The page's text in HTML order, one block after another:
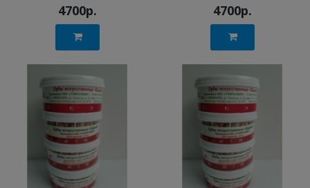
4700р. 4700р.